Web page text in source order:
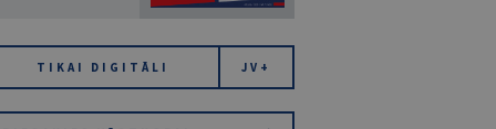
TIKAI DIGITĀLI JV+